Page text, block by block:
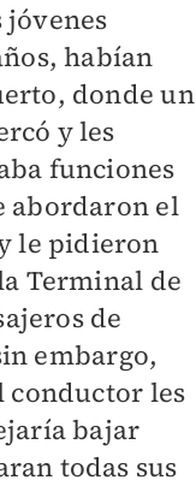
jóvenes
habían
donde un
y les
funciones
abordaron el
le pidieron
Terminal de
de
embargo,
conductor les
bajar
todas sus